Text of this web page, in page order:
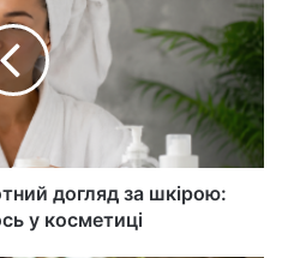
догляд за шкірою:
у косметиці